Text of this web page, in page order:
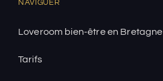
NAVIGUER
Loveroom bien-être en Bretagne
Tarifs